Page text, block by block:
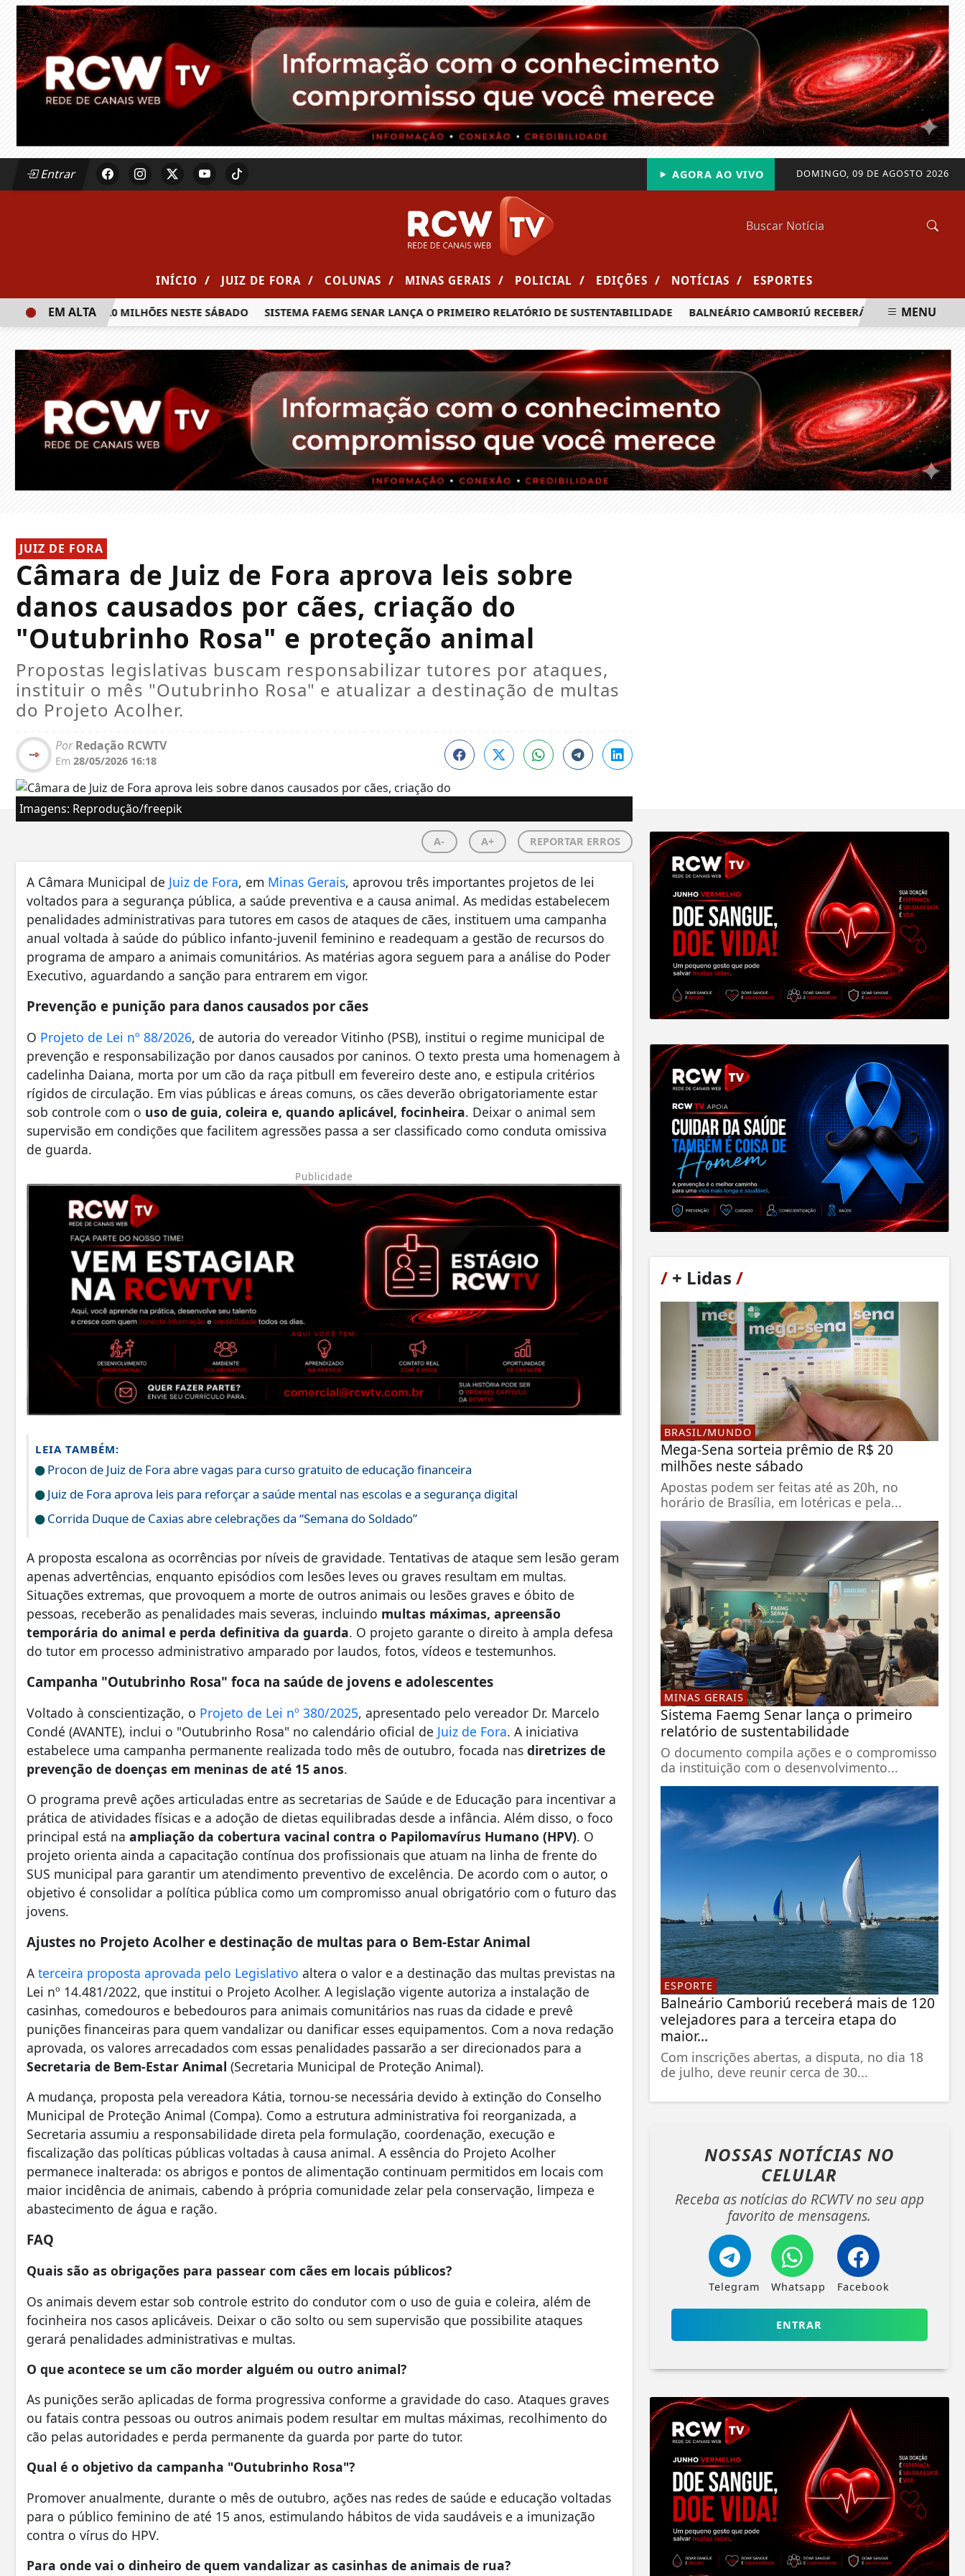
Entrar DOMINGO, 09 DE AGOSTO 2026
AGORA AO VIVO
INÍCIO / JUIZ DE FORA / COLUNAS / MINAS GERAIS / POLICIAL / EDIÇÕES / NOTÍCIAS / ESPORTES
PRÊMIO DE R$ 20 MILHÕES NESTE SÁBADO SISTEMA FAEMG SENAR LANÇA O PRIMEIRO RELATÓRIO DE SUSTENTABILIDADE BALNEÁRIO CAMBORIÚ RECEBERÁ MAIS DE 120
EM ALTA MENU
JUIZ DE FORA
Câmara de Juiz de Fora aprova leis sobre
danos causados por cães, criação do
"Outubrinho Rosa" e proteção animal
Propostas legislativas buscam responsabilizar tutores por ataques,
instituir o mês "Outubrinho Rosa" e atualizar a destinação de multas
do Projeto Acolher.
PorRedação RCWTV
Em 28/05/2026 16:18
Imagens: Reprodução/freepik
A- A+ REPORTAR ERROS
A Câmara Municipal de Juiz de Fora, em Minas Gerais, aprovou três importantes projetos de lei
voltados para a segurança pública, a saúde preventiva e a causa animal. As medidas estabelecem
penalidades administrativas para tutores em casos de ataques de cães, instituem uma campanha
anual voltada à saúde do público infanto-juvenil feminino e readequam a gestão de recursos do
programa de amparo a animais comunitários. As matérias agora seguem para a análise do Poder
Executivo, aguardando a sanção para entrarem em vigor.
Prevenção e punição para danos causados por cães
O Projeto de Lei nº 88/2026, de autoria do vereador Vitinho (PSB), institui o regime municipal de
prevenção e responsabilização por danos causados por caninos. O texto presta uma homenagem à
cadelinha Daiana, morta por um cão da raça pitbull em fevereiro deste ano, e estipula critérios
rígidos de circulação. Em vias públicas e áreas comuns, os cães deverão obrigatoriamente estar
sob controle com o uso de guia, coleira e, quando aplicável, focinheira. Deixar o animal sem
supervisão em condições que facilitem agressões passa a ser classificado como conduta omissiva
de guarda.
Publicidade
LEIA TAMBÉM:
Procon de Juiz de Fora abre vagas para curso gratuito de educação financeira
Juiz de Fora aprova leis para reforçar a saúde mental nas escolas e a segurança digital
Corrida Duque de Caxias abre celebrações da “Semana do Soldado”
A proposta escalona as ocorrências por níveis de gravidade. Tentativas de ataque sem lesão geram
apenas advertências, enquanto episódios com lesões leves ou graves resultam em multas.
Situações extremas, que provoquem a morte de outros animais ou lesões graves e óbito de
pessoas, receberão as penalidades mais severas, incluindo multas máximas, apreensão
temporária do animal e perda definitiva da guarda. O projeto garante o direito à ampla defesa
do tutor em processo administrativo amparado por laudos, fotos, vídeos e testemunhos.
Campanha "Outubrinho Rosa" foca na saúde de jovens e adolescentes
Voltado à conscientização, o Projeto de Lei nº 380/2025, apresentado pelo vereador Dr. Marcelo
Condé (AVANTE), inclui o "Outubrinho Rosa" no calendário oficial de Juiz de Fora. A iniciativa
estabelece uma campanha permanente realizada todo mês de outubro, focada nas diretrizes de
prevenção de doenças em meninas de até 15 anos.
O programa prevê ações articuladas entre as secretarias de Saúde e de Educação para incentivar a
prática de atividades físicas e a adoção de dietas equilibradas desde a infância. Além disso, o foco
principal está na ampliação da cobertura vacinal contra o Papilomavírus Humano (HPV). O
projeto orienta ainda a capacitação contínua dos profissionais que atuam na linha de frente do
SUS municipal para garantir um atendimento preventivo de excelência. De acordo com o autor, o
objetivo é consolidar a política pública como um compromisso anual obrigatório com o futuro das
jovens.
Ajustes no Projeto Acolher e destinação de multas para o Bem-Estar Animal
A terceira proposta aprovada pelo Legislativo altera o valor e a destinação das multas previstas na
Lei nº 14.481/2022, que institui o Projeto Acolher. A legislação vigente autoriza a instalação de
casinhas, comedouros e bebedouros para animais comunitários nas ruas da cidade e prevê
punições financeiras para quem vandalizar ou danificar esses equipamentos. Com a nova redação
aprovada, os valores arrecadados com essas penalidades passarão a ser direcionados para a
Secretaria de Bem-Estar Animal (Secretaria Municipal de Proteção Animal).
A mudança, proposta pela vereadora Kátia, tornou-se necessária devido à extinção do Conselho
Municipal de Proteção Animal (Compa). Como a estrutura administrativa foi reorganizada, a
Secretaria assumiu a responsabilidade direta pela formulação, coordenação, execução e
fiscalização das políticas públicas voltadas à causa animal. A essência do Projeto Acolher
permanece inalterada: os abrigos e pontos de alimentação continuam permitidos em locais com
maior incidência de animais, cabendo à própria comunidade zelar pela conservação, limpeza e
abastecimento de água e ração.
FAQ
Quais são as obrigações para passear com cães em locais públicos?
Os animais devem estar sob controle estrito do condutor com o uso de guia e coleira, além de
focinheira nos casos aplicáveis. Deixar o cão solto ou sem supervisão que possibilite ataques
gerará penalidades administrativas e multas.
O que acontece se um cão morder alguém ou outro animal?
As punições serão aplicadas de forma progressiva conforme a gravidade do caso. Ataques graves
ou fatais contra pessoas ou outros animais podem resultar em multas máximas, recolhimento do
cão pelas autoridades e perda permanente da guarda por parte do tutor.
Qual é o objetivo da campanha "Outubrinho Rosa"?
Promover anualmente, durante o mês de outubro, ações nas redes de saúde e educação voltadas
para o público feminino de até 15 anos, estimulando hábitos de vida saudáveis e a imunização
contra o vírus do HPV.
Para onde vai o dinheiro de quem vandalizar as casinhas de animais de rua?
/+ Lidas /
BRASIL/MUNDO
Mega-Sena sorteia prêmio de R$ 20
milhões neste sábado
Apostas podem ser feitas até as 20h, no
horário de Brasília, em lotéricas e pela...
MINAS GERAIS
Sistema Faemg Senar lança o primeiro
relatório de sustentabilidade
O documento compila ações e o compromisso
da instituição com o desenvolvimento...
ESPORTE
Balneário Camboriú receberá mais de 120
velejadores para a terceira etapa do
maior...
Com inscrições abertas, a disputa, no dia 18
de julho, deve reunir cerca de 30...
NOSSAS NOTÍCIAS NO
CELULAR
Receba as notícias do RCWTV no seu app
favorito de mensagens.
Telegram Whatsapp Facebook
ENTRAR